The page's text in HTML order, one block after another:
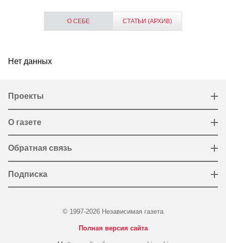
О СЕБЕ СТАТЬИ (АРХИВ)
Нет данных
Проекты
О газете
Обратная связь
Подписка
© 1997-2026 Независимая газета
Полная версия сайта